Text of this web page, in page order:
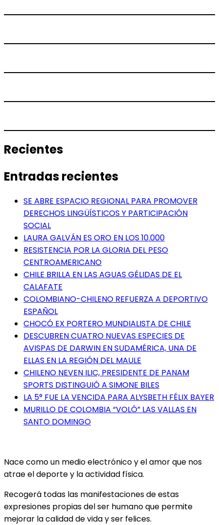
Recientes
Entradas recientes
SE ABRE ESPACIO REGIONAL PARA PROMOVER
DERECHOS LINGÜÍSTICOS Y PARTICIPACIÓN
SOCIAL
LAURA GALVÁN ES ORO EN LOS 10.000
RESISTENCIA POR LA GLORIA DEL PESO
CENTROAMERICANO
CHILE BRILLA EN LAS AGUAS GÉLIDAS DE EL
CALAFATE
COLOMBIANO-CHILENO REFUERZA A DEPORTIVO
ESPAÑOL
CHOCÓ EX PORTERO MUNDIALISTA DE CHILE
DESCUBREN CUATRO NUEVAS ESPECIES DE
AVISPAS DE DARWIN EN SUDAMÉRICA, UNA DE
ELLAS EN LA REGIÓN DEL MAULE
CHILENO NEVEN ILIC, PRESIDENTE DE PANAM
SPORTS DISTINGUIÓ A SIMONE BILES
LA 5° FUE LA VENCIDA PARA ALYSBETH FÉLIX BAYER
MURILLO DE COLOMBIA “VOLÓ” LAS VALLAS EN
SANTO DOMINGO
Nace como un medio electrónico y el amor que nos
atrae el deporte y la actividad física.
Recogerá todas las manifestaciones de estas
expresiones propias del ser humano que permite
mejorar la calidad de vida y ser felices.